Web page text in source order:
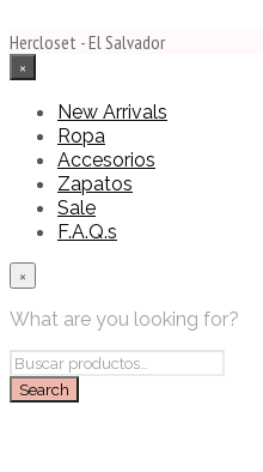
Hercloset - El Salvador
×
New Arrivals
Ropa
Accesorios
Zapatos
Sale
F.A.Q.s
×
What are you looking for?